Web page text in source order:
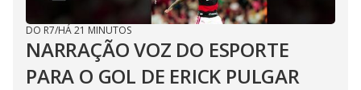
DO R7/HÁ 21 MINUTOS
NARRAÇÃO VOZ DO ESPORTE
PARA O GOL DE ERICK PULGAR